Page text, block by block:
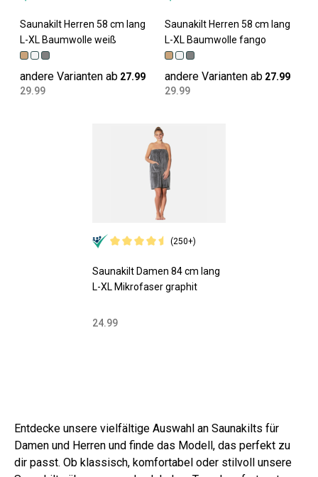
Saunakilt Herren 58 cm lang
L-XL Baumwolle weiß
andere Varianten ab 27.99
29.99
Saunakilt Herren 58 cm lang
L-XL Baumwolle fango
andere Varianten ab 27.99
29.99
(250+)
Saunakilt Damen 84 cm lang
L-XL Mikrofaser graphit
24.99
Entdecke unsere vielfältige Auswahl an Saunakilts für
Damen und Herren und finde das Modell, das perfekt zu
dir passt. Ob klassisch, komfortabel oder stilvoll unsere